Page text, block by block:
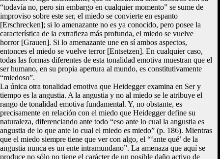
“todavía no, pero sin embargo en cualquier momento” se sume de
improviso sobre este ser, el miedo se convierte en espanto
[Erschrecken]; si lo amenazante no es ya conocido, pero posee la
característica de la extrañeza más profunda, el miedo se vuelve
horror [Grauen]. Si lo amenazante une en sí ambos aspectos,
entonces el miedo se vuelve terror [Entsetzen]. En cualquier caso,
todas las formas diferentes de esta tonalidad emotiva muestran que el
ser humano, en su propia apertura al mundo, es constitutivamente
“miedoso”.
La única otra tonalidad emotiva que Heidegger examina en Ser y
tiempo es la angustia. A la angustia y no al miedo se le atribuye el
rango de tonalidad emotiva fundamental. Y, no obstante, es
precisamente en relación con el miedo que Heidegger define su
naturaleza, diferenciando ante todo “eso ante lo cual la angustia es
angustia de lo que ante lo cual el miedo es miedo” (p. 186). Mientras
que el miedo siempre tiene que ver con algo, el “‘ante qué’ de la
angustia nunca es un ente intramundano”. La amenaza que aquí se
produce no sólo no tiene el carácter de un posible daño activo de